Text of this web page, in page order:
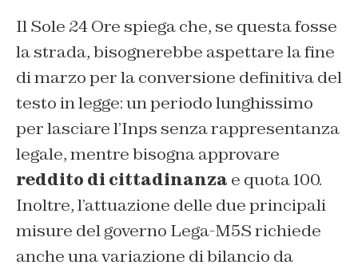
Il Sole 24 Ore spiega che, se questa fosse
la strada, bisognerebbe aspettare la fine
di marzo per la conversione definitiva del
testo in legge: un periodo lunghissimo
per lasciare l’Inps senza rappresentanza
legale, mentre bisogna approvare
reddito di cittadinanza e quota 100.
Inoltre, l’attuazione delle due principali
misure del governo Lega-M5S richiede
anche una variazione di bilancio da